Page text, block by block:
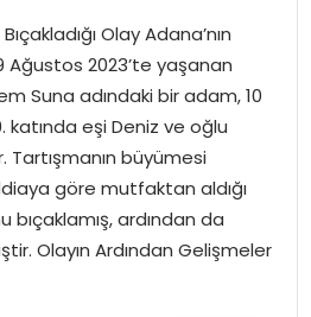
Olay Adana’nın
Ağustos 2023’te yaşanan
Suna adındaki bir adam, 10
katında eşi Deniz ve oğlu
Tartışmanın büyümesi
göre mutfaktan aldığı
bıçaklamış, ardından da
Olayın Ardından Gelişmeler